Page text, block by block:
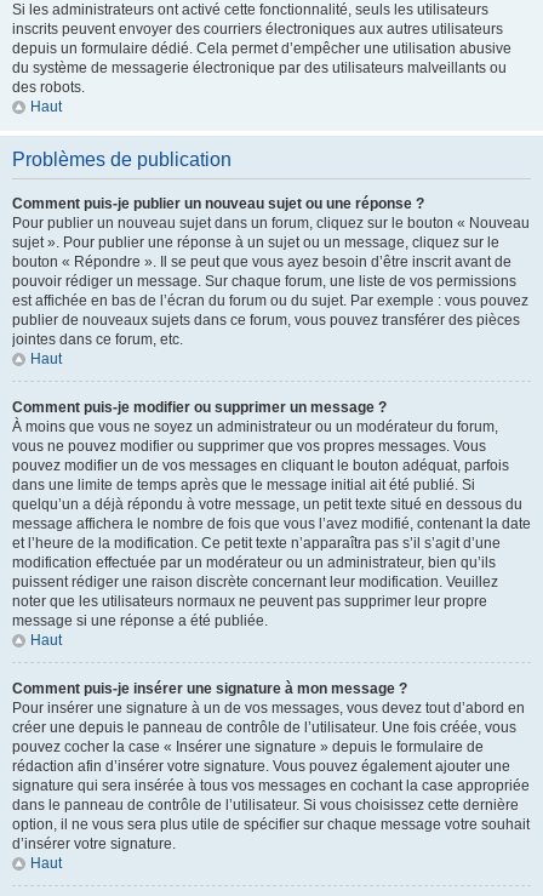
Si les administrateurs ont activé cette fonctionnalité, seuls les utilisateurs
inscrits peuvent envoyer des courriers électroniques aux autres utilisateurs
depuis un formulaire dédié. Cela permet d’empêcher une utilisation abusive
du système de messagerie électronique par des utilisateurs malveillants ou
des robots.
Haut
Problèmes de publication
Comment puis-je publier un nouveau sujet ou une réponse ?
Pour publier un nouveau sujet dans un forum, cliquez sur le bouton « Nouveau
sujet ». Pour publier une réponse à un sujet ou un message, cliquez sur le
bouton « Répondre ». Il se peut que vous ayez besoin d’être inscrit avant de
pouvoir rédiger un message. Sur chaque forum, une liste de vos permissions
est affichée en bas de l’écran du forum ou du sujet. Par exemple : vous pouvez
publier de nouveaux sujets dans ce forum, vous pouvez transférer des pièces
jointes dans ce forum, etc.
Haut
Comment puis-je modifier ou supprimer un message ?
À moins que vous ne soyez un administrateur ou un modérateur du forum,
vous ne pouvez modifier ou supprimer que vos propres messages. Vous
pouvez modifier un de vos messages en cliquant le bouton adéquat, parfois
dans une limite de temps après que le message initial ait été publié. Si
quelqu’un a déjà répondu à votre message, un petit texte situé en dessous du
message affichera le nombre de fois que vous l’avez modifié, contenant la date
et l’heure de la modification. Ce petit texte n’apparaîtra pas s’il s’agit d’une
modification effectuée par un modérateur ou un administrateur, bien qu’ils
puissent rédiger une raison discrète concernant leur modification. Veuillez
noter que les utilisateurs normaux ne peuvent pas supprimer leur propre
message si une réponse a été publiée.
Haut
Comment puis-je insérer une signature à mon message ?
Pour insérer une signature à un de vos messages, vous devez tout d’abord en
créer une depuis le panneau de contrôle de l’utilisateur. Une fois créée, vous
pouvez cocher la case « Insérer une signature » depuis le formulaire de
rédaction afin d’insérer votre signature. Vous pouvez également ajouter une
signature qui sera insérée à tous vos messages en cochant la case appropriée
dans le panneau de contrôle de l’utilisateur. Si vous choisissez cette dernière
option, il ne vous sera plus utile de spécifier sur chaque message votre souhait
d’insérer votre signature.
Haut